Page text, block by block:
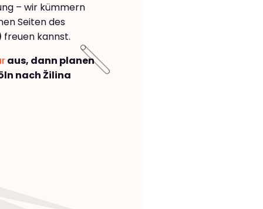
– wir kümmern
Seiten des
freuen kannst.
aus, dann planen
nach Žilina